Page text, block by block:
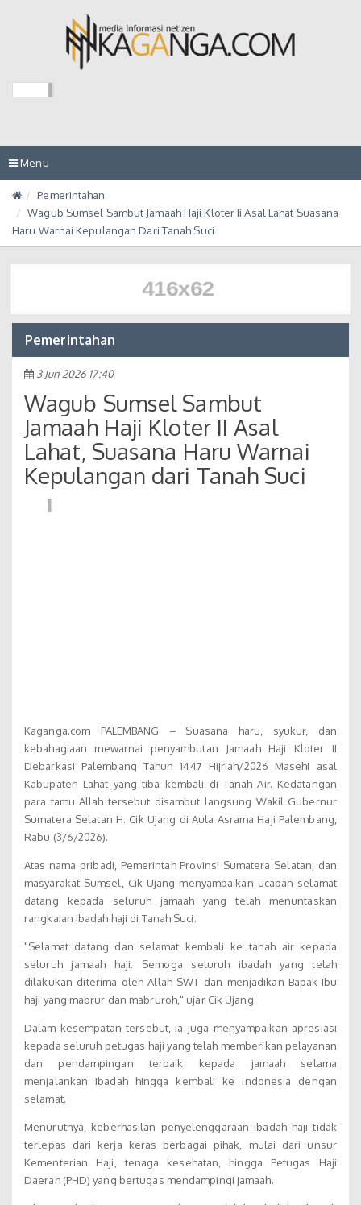
Toggle
navigation
Menu
Pemerintahan
Wagub Sumsel Sambut Jamaah Haji Kloter Ii Asal Lahat Suasana
Haru Warnai Kepulangan Dari Tanah Suci
Pemerintahan
3 Jun 2026 17:40
Wagub Sumsel Sambut
Jamaah Haji Kloter II Asal
Lahat, Suasana Haru Warnai
Kepulangan dari Tanah Suci
Kaganga.com PALEMBANG – Suasana haru, syukur, dan
kebahagiaan mewarnai penyambutan Jamaah Haji Kloter II
Debarkasi Palembang Tahun 1447 Hijriah/2026 Masehi asal
Kabupaten Lahat yang tiba kembali di Tanah Air. Kedatangan
para tamu Allah tersebut disambut langsung Wakil Gubernur
Sumatera Selatan H. Cik Ujang di Aula Asrama Haji Palembang,
Rabu (3/6/2026).
Atas nama pribadi, Pemerintah Provinsi Sumatera Selatan, dan
masyarakat Sumsel, Cik Ujang menyampaikan ucapan selamat
datang kepada seluruh jamaah yang telah menuntaskan
rangkaian ibadah haji di Tanah Suci.
"Selamat datang dan selamat kembali ke tanah air kepada
seluruh jamaah haji. Semoga seluruh ibadah yang telah
dilakukan diterima oleh Allah SWT dan menjadikan Bapak-Ibu
haji yang mabrur dan mabruroh," ujar Cik Ujang.
Dalam kesempatan tersebut, ia juga menyampaikan apresiasi
kepada seluruh petugas haji yang telah memberikan pelayanan
dan pendampingan terbaik kepada jamaah selama
menjalankan ibadah hingga kembali ke Indonesia dengan
selamat.
Menurutnya, keberhasilan penyelenggaraan ibadah haji tidak
terlepas dari kerja keras berbagai pihak, mulai dari unsur
Kementerian Haji, tenaga kesehatan, hingga Petugas Haji
Daerah (PHD) yang bertugas mendampingi jamaah.